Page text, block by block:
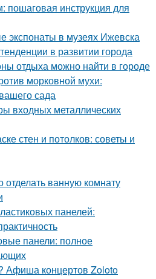
пошаговая инструкция для
экспонаты в музеях Ижевска
в развитии города
отдыха можно найти в городе
морковной мухи:
сада
входных металлических
стен и потолков: советы и
отделать ванную комнату
панелей:
панели: полное
Афиша концертов Zoloto